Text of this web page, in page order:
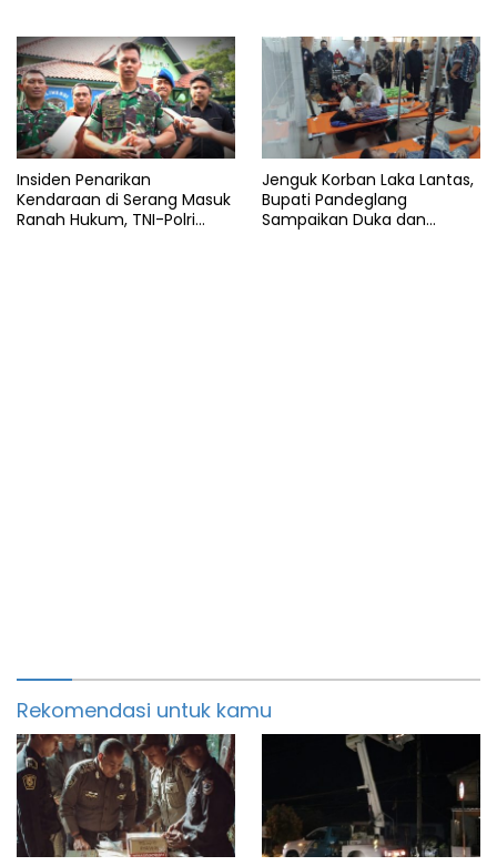
Insiden Penarikan
Kendaraan di Serang Masuk
Ranah Hukum, TNI-Polri
Jenguk Korban Laka Lantas,
Bupati Pandeglang
Sampaikan Duka dan
Rekomendasi untuk kamu